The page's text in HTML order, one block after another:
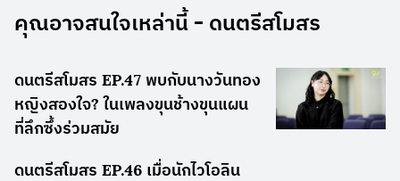
คุณอาจสนใจเหล่านี้ - ดนตรีสโมสร
ดนตรีสโมสร EP.47 พบกับนางวันทอง
หญิงสองใจ? ในเพลงขุนช้างขุนแผน
ที่ลึกซึ้งร่วมสมัย
ดนตรีสโมสร EP.46 เมื่อนักไวโอลิน